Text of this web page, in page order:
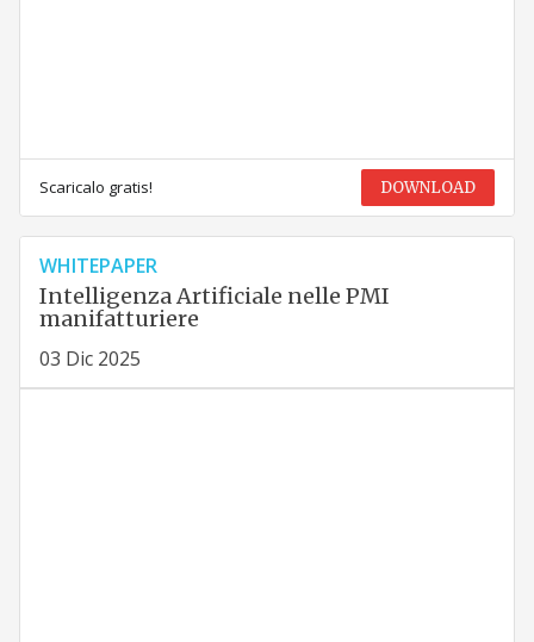
Scaricalo gratis! DOWNLOAD
WHITEPAPER
Intelligenza Artificiale nelle PMI
manifatturiere
03 Dic 2025